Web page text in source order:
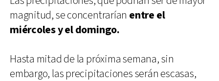
magnitud, se concentrarían entre el
miércoles y el domingo.
Hasta mitad de la próxima semana, sin
embargo, las precipitaciones serán escasas,